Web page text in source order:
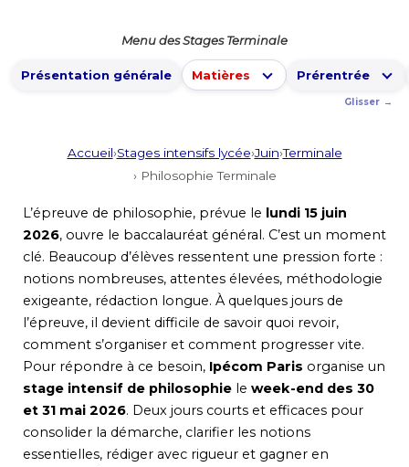
Menu des Stages Terminale
Présentation générale Matières Prérentrée
Accueil›Stages intensifs lycée›Juin›Terminale
› Philosophie Terminale
L’épreuve de philosophie, prévue le lundi 15 juin
2026, ouvre le baccalauréat général. C’est un moment
clé. Beaucoup d’élèves ressentent une pression forte :
notions nombreuses, attentes élevées, méthodologie
exigeante, rédaction longue. À quelques jours de
l’épreuve, il devient difficile de savoir quoi revoir,
comment s’organiser et comment progresser vite.
Pour répondre à ce besoin, Ipécom Paris organise un
stage intensif de philosophie le week-end des 30
et 31 mai 2026. Deux jours courts et efficaces pour
consolider la démarche, clarifier les notions
essentielles, rédiger avec rigueur et gagner en